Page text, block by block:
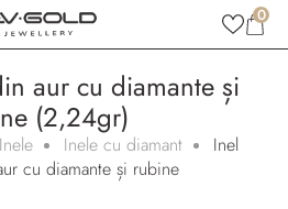
0
aur cu diamante și
(2,24gr)
Inele Inele cu diamant
Inel
cu diamante și rubine